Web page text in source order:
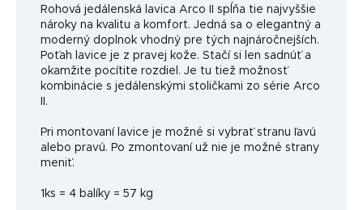
Rohová jedálenská lavica Arco II spĺňa tie najvyššie
nároky na kvalitu a komfort. Jedná sa o elegantný a
moderný doplnok vhodný pre tých najnáročnejších.
Poťah lavice je z pravej kože. Stačí si len sadnúť a
okamžite pocítite rozdiel. Je tu tiež možnosť
kombinácie s jedálenskými stoličkami zo série Arco
II.
Pri montovaní lavice je možné si vybrať stranu ľavú
alebo pravú. Po zmontovaní už nie je možné strany
meniť.
1ks = 4 balíky = 57 kg